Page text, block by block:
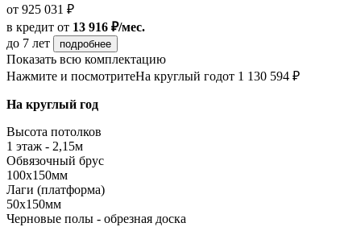
от 925 031 ₽
в кредит от 13 916 ₽/мес.
до 7 лет
подробнее
Показать всю комплектацию
Нажмите и посмотритеНа круглый годот 1 130 594 ₽
На круглый год
Высота потолков
1 этаж - 2,15м
Обвязочный брус
100х150мм
Лаги (платформа)
50х150мм
Черновые полы - обрезная доска